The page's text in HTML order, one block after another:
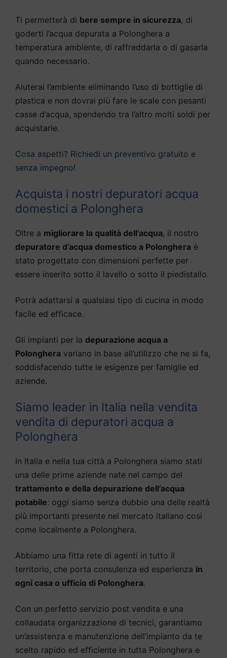
Ti permetterà di bere sempre in sicurezza, di
goderti l’acqua depurata a Polonghera a
temperatura ambiente, di raffreddarla o di gasarla
quando necessario.
Aiuterai l’ambiente eliminando l’uso di bottiglie di
plastica e non dovrai più fare le scale con pesanti
casse d’acqua, spendendo tra l’altro molti soldi per
acquistarle.
Cosa aspetti? Richiedi un preventivo gratuito e
senza impegno!
Acquista i nostri depuratori acqua
domestici a Polonghera
Oltre a migliorare la qualità dell’acqua, il nostro
depuratore d’acqua domestico a Polonghera è
stato progettato con dimensioni perfette per
essere inserito sotto il lavello o sotto il piedistallo.
Potrà adattarsi a qualsiasi tipo di cucina in modo
facile ed efficace.
Gli impianti per la depurazione acqua a
Polonghera variano in base all’utilizzo che ne si fa,
soddisfacendo tutte le esigenze per famiglie ed
aziende.
Siamo leader in Italia nella vendita
vendita di depuratori acqua a
Polonghera
In Italia e nella tua città a Polonghera siamo stati
una delle prime aziende nate nel campo del
trattamento e della depurazione dell’acqua
potabile: oggi siamo senza dubbio una delle realtà
più importanti presente nel mercato italiano così
come localmente a Polonghera.
Abbiamo una fitta rete di agenti in tutto il
territorio, che porta consulenza ed esperienza in
ogni casa o ufficio di Polonghera.
Con un perfetto servizio post vendita e una
collaudata organizzazione di tecnici, garantiamo
un’assistenza e manutenzione dell’impianto da te
scelto rapido ed efficiente in tutta Polonghera e